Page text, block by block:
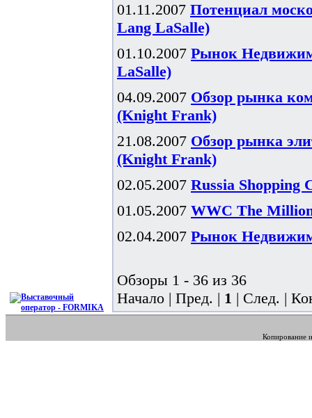
01.11.2007 Потенциал
Lang LaSalle)
01.10.2007 Рынок
LaSalle)
04.09.2007 Обзор рынка
(Knight Frank)
21.08.2007 Обзор рынка
(Knight Frank)
02.05.2007 Russia Shopping
01.05.2007 WWC The
02.04.2007 Рынок
Обзоры 1 - 36 из 36
Начало | Пред. | 1 | След. |
Копирование